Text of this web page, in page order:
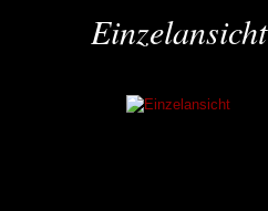
Einzelansicht